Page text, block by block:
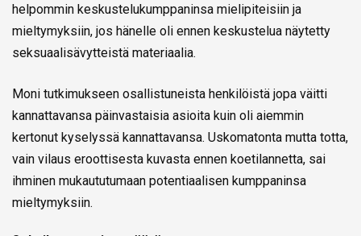
helpommin keskustelukumppaninsa mielipiteisiin ja
mieltymyksiin, jos hänelle oli ennen keskustelua näytetty
seksuaalisävytteistä materiaalia.
Moni tutkimukseen osallistuneista henkilöistä jopa väitti
kannattavansa päinvastaisia asioita kuin oli aiemmin
kertonut kyselyssä kannattavansa. Uskomatonta mutta totta,
vain vilaus eroottisesta kuvasta ennen koetilannetta, sai
ihminen mukaututumaan potentiaalisen kumppaninsa
mieltymyksiin.